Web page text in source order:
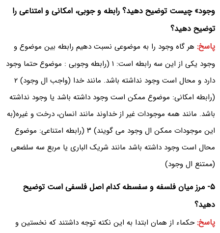
وجود» چیست توضیح دهید؟ رابطه و جوبی، امکانی و امتناعی را
توضیح دهید؟
پاسخ: هر گاه وجود را به موضوعی نسبت دهیم رابطه بین موضوع و
وجود یکی از این سه رابطه است: ۱ (رابطه وجوبی : موضوع حتما وجود
دارد و محال است وجود نداشته باشد. مانند خدا (واجب ال وجود) ۲
(رابطه امکانی: موضوع ممکن است وجود داشته باشد یا وجود نداشته
باشد. مانند همه موجودات غیر از خداوند مانند انسان، درخت و غیره(به
این موجودات ممکن ال وجود می گویند) ۳ (رابطه امتناعی: موضوع
محال است وجود داشته باشد مانند شریک الباری یا مربع سه سلضعی
(ممتنع ال وجود)
۵- مرز میان فلسفه و سفسطه کدام اصل فلسفی است توضیح
دهید؟
پاسخ:حکماء از همان ابتدا به این نکته توجه داشتند که نخستین و